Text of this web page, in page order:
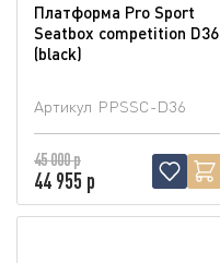
Платформа Pro Sport
Seatbox competition D36
(blaсk)
Артикул PPSSC-D36
45 000 р
44 955 р